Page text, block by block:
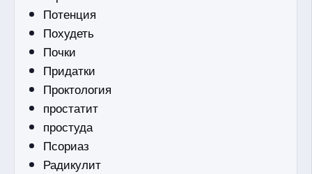
Потенция
Похудеть
Почки
Придатки
Проктология
простатит
простуда
Псориаз
Радикулит